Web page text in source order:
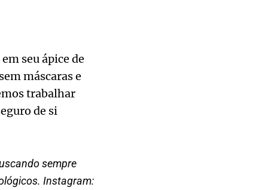
seu ápice de
máscaras e
trabalhar
de si
sempre
Instagram: